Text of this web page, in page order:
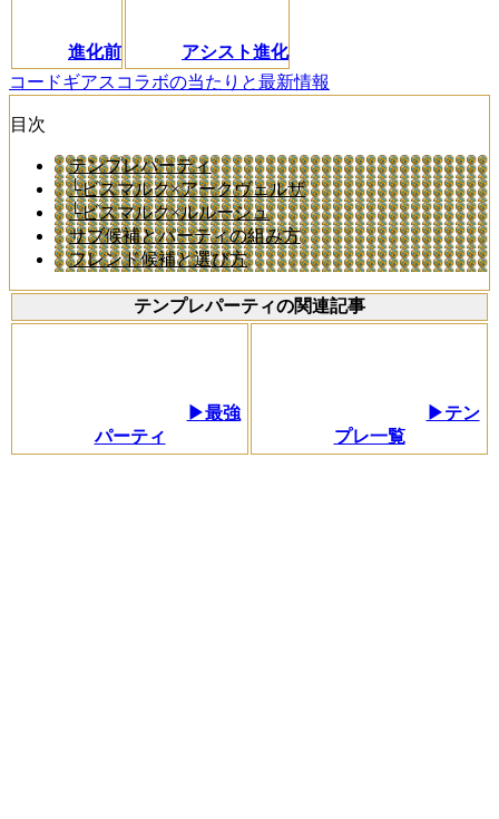
進化前
アシスト進化
コードギアスコラボの当たりと最新情報
目次
テンプレパーティ
└ビスマルク×アークヴェルザ
└ビスマルク×ルルーシュ
サブ候補とパーティの組み方
フレンド候補と選び方
テンプレパーティの関連記事
▶最強
パーティ
▶テン
プレ一覧